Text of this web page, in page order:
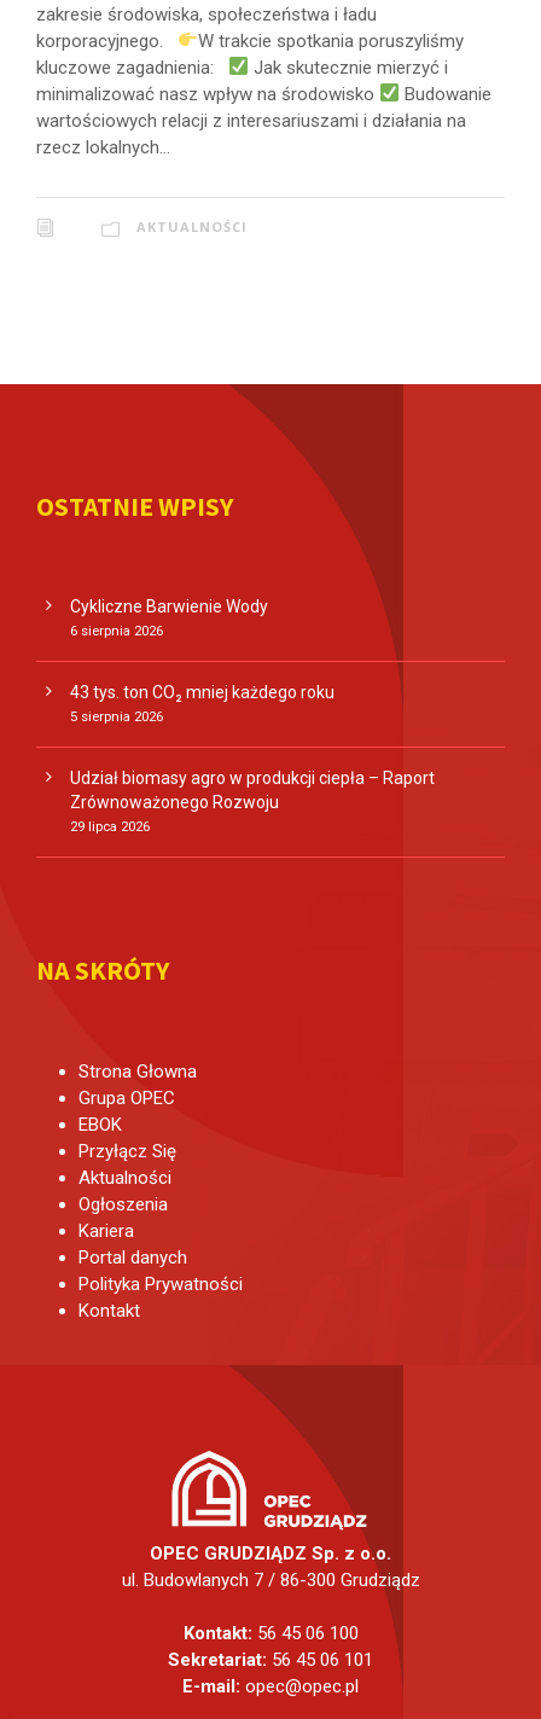
zakresie środowiska, społeczeństwa i ładu
korporacyjnego.
W trakcie spotkania poruszyliśmy
kluczowe zagadnienia:
Jak skutecznie mierzyć i
minimalizować nasz wpływ na środowisko
Budowanie
wartościowych relacji z interesariuszami i działania na
rzecz lokalnych...
AKTUALNOŚCI
OSTATNIE WPISY
Cykliczne Barwienie Wody
6 sierpnia 2026
43 tys. ton CO₂ mniej każdego roku
5 sierpnia 2026
Udział biomasy agro w produkcji ciepła – Raport
Zrównoważonego Rozwoju
29 lipca 2026
NA SKRÓTY
Strona Głowna
Grupa OPEC
EBOK
Przyłącz Się
Aktualności
Ogłoszenia
Kariera
Portal danych
Polityka Prywatności
Kontakt
OPEC GRUDZIĄDZ Sp. z o.o.
ul. Budowlanych 7 / 86-300 Grudziądz
Kontakt: 56 45 06 100
Sekretariat: 56 45 06 101
E-mail: opec@opec.pl